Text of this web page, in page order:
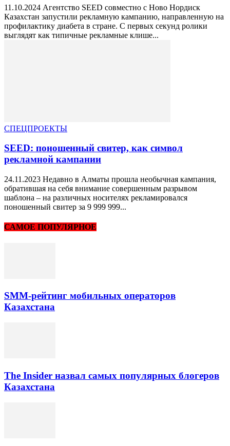
11.10.2024 Агентство SEED совместно с Ново Нордиск
Казахстан запустили рекламную кампанию, направленную на
профилактику диабета в стране. С первых секунд ролики
выглядят как типичные рекламные клише...
СПЕЦПРОЕКТЫ
SEED: поношенный свитер, как символ
рекламной кампании
24.11.2023 Недавно в Алматы прошла необычная кампания,
обратившая на себя внимание совершенным разрывом
шаблона – на различных носителях рекламировался
поношенный свитер за 9 999 999...
САМОЕ ПОПУЛЯРНОЕ
SMM-рейтинг мобильных операторов
Казахстана
The Insider назвал самых популярных блогеров
Казахстана